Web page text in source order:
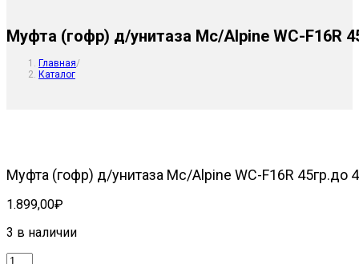
Муфта (гофр) д/унитаза Mc/Alpine WC-F16R
Главная/
Каталог
Муфта (гофр) д/унитаза Mc/Alpine WC-F16R 45гр.до
1.899,00₽
3 в наличии
Количество